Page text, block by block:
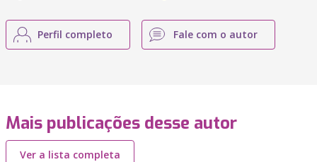
Perfil completo Fale com o autor
Mais publicações desse autor
Ver a lista completa